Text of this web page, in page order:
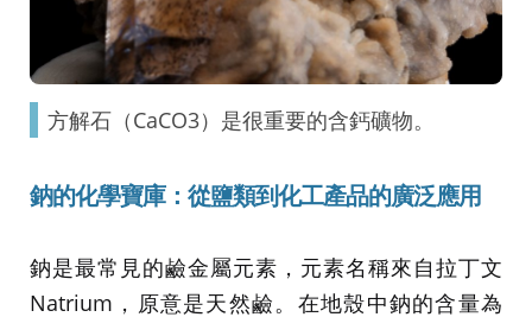
方解石（CaCO3）是很重要的含鈣礦物。
鈉的化學寶庫：從鹽類到化工產品的廣泛應用
鈉是最常見的鹼金屬元素，元素名稱來自拉丁文
Natrium，原意是天然鹼。在地殼中鈉的含量為